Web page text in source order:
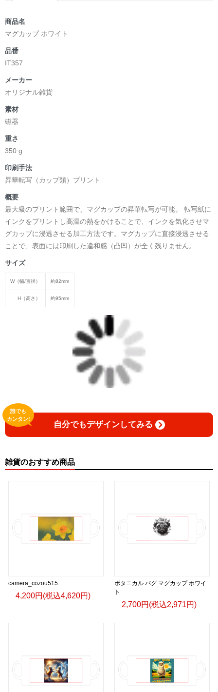
商品名
マグカップ ホワイト
品番
IT357
メーカー
オリジナル雑貨
素材
磁器
重さ
350 g
印刷手法
昇華転写（カップ類）プリント
概要
最大級のプリント範囲で、マグカップの昇華転写が可能。 転写紙に
インクをプリントし高温の熱をかけることで、インクを気化させマ
グカップに浸透させる加工方法です。マグカップに直接浸透させる
ことで、表面には印刷した違和感（凸凹）が全く残りません。
サイズ
W（幅/直径） 約82mm
H（高さ） 約95mm
自分でもデザインしてみる
誰でも
カンタン!
雑貨のおすすめ商品
camera_cozou515
4,200円(税込4,620円)
ボタニカル パグ マグカップ ホワイ
ト
2,700円(税込2,971円)